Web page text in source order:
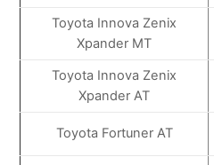
Toyota Innova Zenix
Xpander MT
Toyota Innova Zenix
Xpander AT
Toyota Fortuner AT